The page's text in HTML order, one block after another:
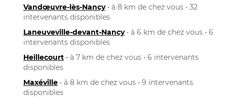
Vandœuvre-lès-Nancy• à 8 km de chez vous • 32
intervenants disponibles
Laneuveville-devant-Nancy• à 6 km de chez vous • 6
intervenants disponibles
Heillecourt • à 7 km de chez vous • 6 intervenants
disponibles
Maxéville • à 8 km de chez vous • 9 intervenants
disponibles